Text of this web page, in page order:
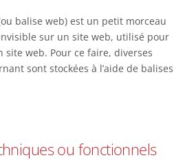
balise web) est un petit morceau
sur un site web, utilisé pour
web. Pour ce faire, diverses
sont stockées à l’aide de balises
ou fonctionnels